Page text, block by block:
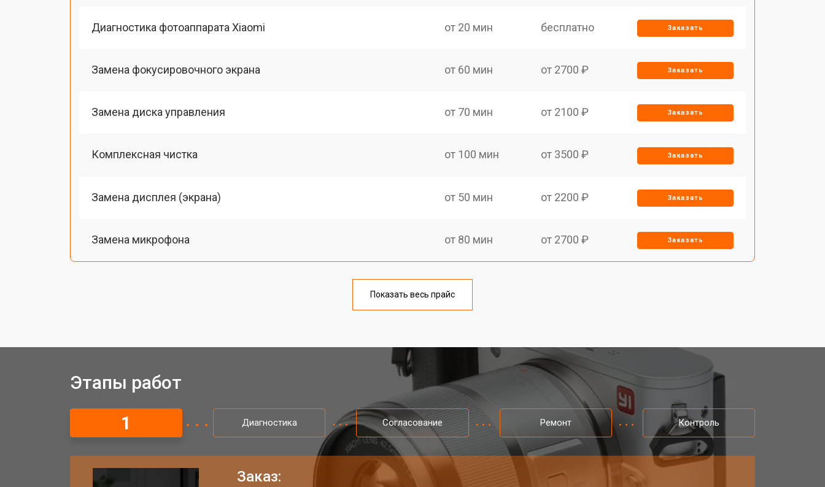
Диагностика фотоаппарата Xiaomi от 20 мин бесплатно Заказать
Замена фокусировочного экрана от 60 мин от 2700 ₽ Заказать
Замена диска управления от 70 мин от 2100 ₽ Заказать
Комплексная чистка от 100 мин от 3500 ₽ Заказать
Замена дисплея (экрана) от 50 мин от 2200 ₽ Заказать
Замена микрофона от 80 мин от 2700 ₽ Заказать
от 50 мин
от 3800 ₽
Замена затвора фотоаппарата Xiaomi от 80 мин от 2300 ₽ Заказать
от 70 мин от 4300 ₽ Заказать
Показать весь прайс
Этапы работ
1
Диагностика Согласование Ремонт Контроль
Заказ: